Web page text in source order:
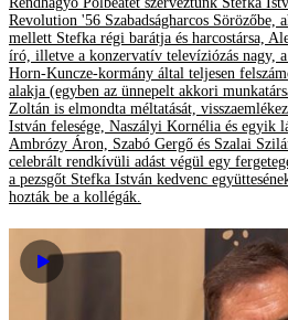
Revolution '56 Szabadságharcos Sörözőbe,
mellett Stefka régi barátja és harcostársa,
író, illetve a konzervatív televíziózás nagy,
Horn-Kuncze-kormány által teljesen
alakja (egyben az ünnepelt akkori
Zoltán is elmondta méltatását,
István felesége, Naszályi Kornélia és egyik
Ambrózy Áron, Szabó Gergő és Szalai
celebrált rendkívüli adást végül egy
a pezsgőt Stefka István kedvenc
hozták be a kollégák.